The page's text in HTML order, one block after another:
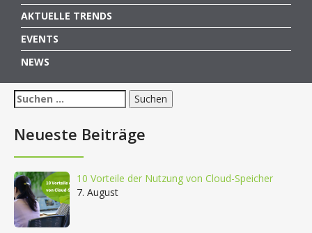
AKTUELLE TRENDS
EVENTS
NEWS
Suchen
nach:
Neueste Beiträge
10 Vorteile der Nutzung von Cloud-Speicher
7. August